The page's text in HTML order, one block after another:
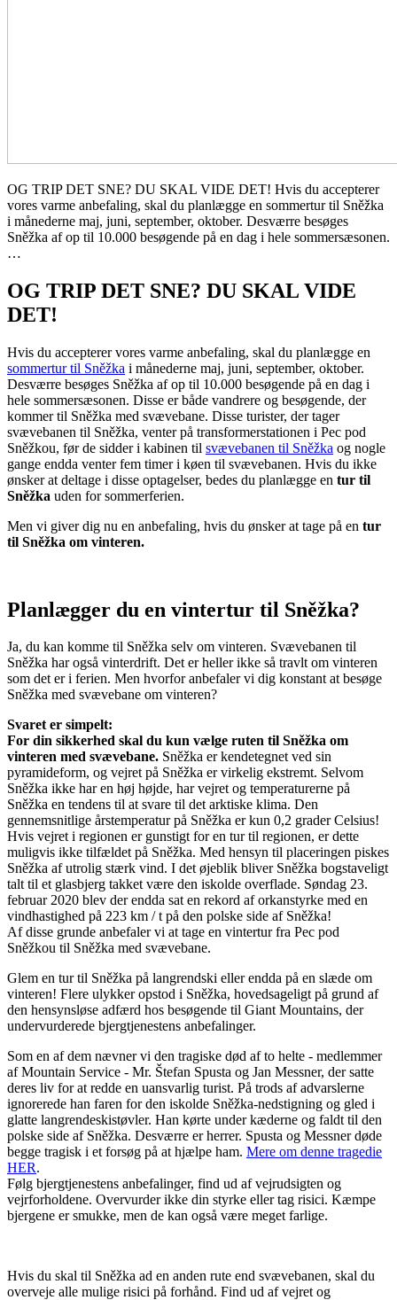
OG TRIP DET SNE? DU SKAL VIDE DET! Hvis du accepterer
vores varme anbefaling, skal du planlægge en sommertur til Sněžka
i månederne maj, juni, september, oktober. Desværre besøges
Sněžka af op til 10.000 besøgende på en dag i hele sommersæsonen.
…
OG TRIP DET SNE? DU SKAL VIDE
DET!
Hvis du accepterer vores varme anbefaling, skal du planlægge en
sommertur til Sněžka i månederne maj, juni, september, oktober.
Desværre besøges Sněžka af op til 10.000 besøgende på en dag i
hele sommersæsonen. Disse er både vandrere og besøgende, der
kommer til Sněžka med svævebane. Disse turister, der tager
svævebanen til Sněžka, venter på transformerstationen i Pec pod
Sněžkou, før de sidder i kabinen til svævebanen til Sněžka og nogle
gange endda venter fem timer i køen til svævebanen. Hvis du ikke
ønsker at deltage i disse optagelser, bedes du planlægge en tur til
Sněžka uden for sommerferien.
Men vi giver dig nu en anbefaling, hvis du ønsker at tage på en tur
til Sněžka om vinteren.
Planlægger du en vintertur til Sněžka?
Ja, du kan komme til Sněžka selv om vinteren. Svævebanen til
Sněžka har også vinterdrift. Det er heller ikke så travlt om vinteren
som det er i ferien. Men hvorfor anbefaler vi dig konstant at besøge
Sněžka med svævebane om vinteren?
Svaret er simpelt:
For din sikkerhed skal du kun vælge ruten til Sněžka om
vinteren med svævebane. Sněžka er kendetegnet ved sin
pyramideform, og vejret på Sněžka er virkelig ekstremt. Selvom
Sněžka ikke har en høj højde, har vejret og temperaturerne på
Sněžka en tendens til at svare til det arktiske klima. Den
gennemsnitlige årstemperatur på Sněžka er kun 0,2 grader Celsius!
Hvis vejret i regionen er gunstigt for en tur til regionen, er dette
muligvis ikke tilfældet på Sněžka. Med hensyn til placeringen piskes
Sněžka af utrolig stærk vind. I det øjeblik bliver Sněžka bogstaveligt
talt til et glasbjerg takket være den iskolde overflade. Søndag 23.
februar 2020 blev der endda sat en rekord af orkanstyrke med en
vindhastighed på 223 km / t på den polske side af Sněžka!
Af disse grunde anbefaler vi at tage en vintertur fra Pec pod
Sněžkou til Sněžka med svævebane.
Glem en tur til Sněžka på langrendski eller endda på en slæde om
vinteren! Flere ulykker opstod i Sněžka, hovedsageligt på grund af
den hensynsløse adfærd hos besøgende til Giant Mountains, der
undervurderede bjergtjenestens anbefalinger.
Som en af ​​dem nævner vi den tragiske død af to helte - medlemmer
af Mountain Service - Mr. Štefan Spusta og Jan Messner, der satte
deres liv for at redde en uansvarlig turist. På trods af advarslerne
ignorerede han faren for den iskolde Sněžka-nedstigning og gled i
glatte langrendeskistøvler. Han kørte under kæderne og faldt til den
polske side af Sněžka. Desværre er herrer. Spusta og Messner døde
begge tragisk i et forsøg på at hjælpe ham. Mere om denne tragedie
HER.
Følg bjergtjenestens anbefalinger, find ud af vejrudsigten og
vejrforholdene. Overvurder ikke din styrke eller tag risici. Kæmpe
bjergene er smukke, men de kan også være meget farlige.
Hvis du skal til Sněžka ad en anden rute end svævebanen, skal du
overveje alle mulige risici på forhånd. Find ud af vejret og